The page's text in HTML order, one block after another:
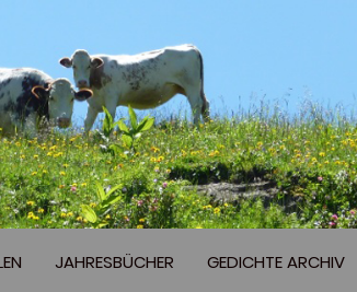
JAHRESBÜCHER GEDICHTE ARCHIV